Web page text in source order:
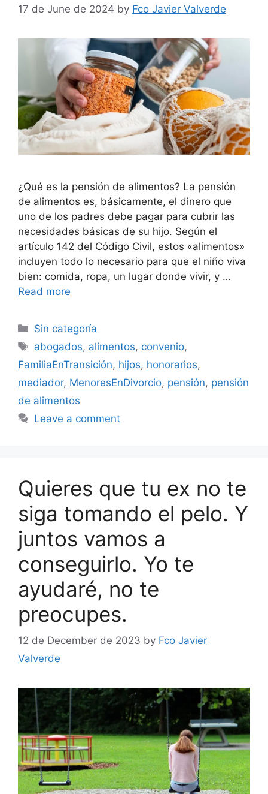
17 de June de 2024 by Fco Javier Valverde
¿Qué es la pensión de alimentos? La pensión
de alimentos es, básicamente, el dinero que
uno de los padres debe pagar para cubrir las
necesidades básicas de su hijo. Según el
artículo 142 del Código Civil, estos «alimentos»
incluyen todo lo necesario para que el niño viva
bien: comida, ropa, un lugar donde vivir, y …
Read more
Categories
Sin categoría
Tags
abogados, alimentos, convenio,
FamiliaEnTransición, hijos, honorarios,
mediador, MenoresEnDivorcio, pensión, pensión
de alimentos
Leave a comment
Quieres que tu ex no te
siga tomando el pelo. Y
juntos vamos a
conseguirlo. Yo te
ayudaré, no te
preocupes.
12 de December de 2023 by Fco Javier
Valverde